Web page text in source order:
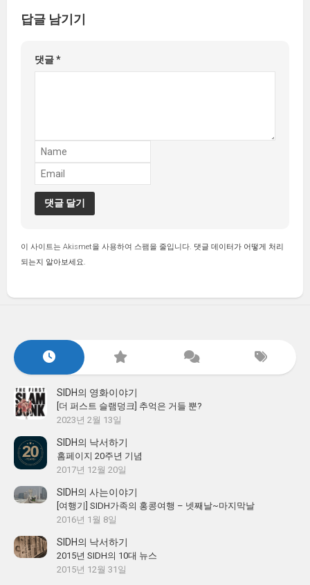
답글 남기기
댓글*
이 사이트는 Akismet을 사용하여 스팸을 줄입니다. 댓글 데이터가 어떻게 처리
되는지 알아보세요.
SIDH의 영화이야기
[더 퍼스트 슬램덩크] 추억은 거들 뿐?
2023년 2월 13일
SIDH의 낙서하기
홈페이지 20주년 기념
2017년 12월 20일
SIDH의 사는이야기
[여행기] SIDH가족의 홍콩여행 – 넷째날~마지막날
2016년 1월 8일
SIDH의 낙서하기
2015년 SIDH의 10대 뉴스
2015년 12월 31일